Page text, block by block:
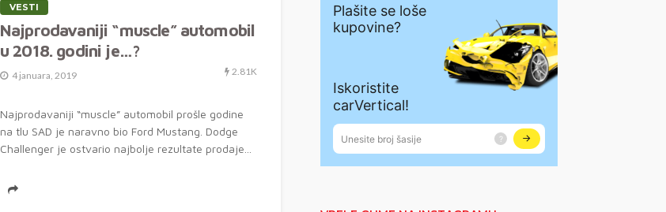
VESTI
Najprodavaniji “muscle” automobil
u 2018. godini je…?
4 januara, 2019 2.81K
Najprodavaniji “muscle” automobil prošle godine
na tlu SAD je naravno bio Ford Mustang. Dodge
Challenger je ostvario najbolje rezultate prodaje...